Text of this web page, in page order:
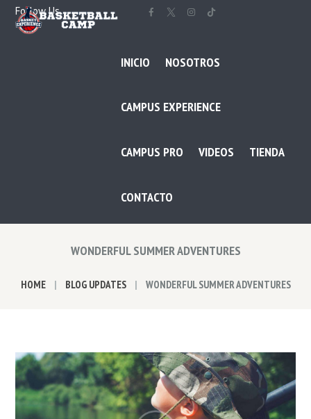
Follow Us
INICIO NOSOTROS
CAMPUS EXPERIENCE
CAMPUS PRO VIDEOS TIENDA
CONTACTO
WONDERFUL SUMMER ADVENTURES
HOME BLOG UPDATES WONDERFUL SUMMER ADVENTURES